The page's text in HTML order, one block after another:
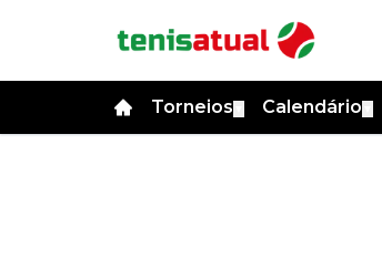
Torneios Calendário